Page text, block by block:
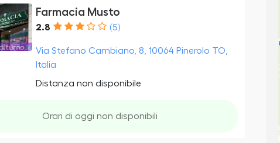
Farmacia Musto
2.8 (5)
Via Stefano Cambiano, 8, 10064 Pinerolo TO,
Italia
Distanza non disponibile
Orari di oggi non disponibili